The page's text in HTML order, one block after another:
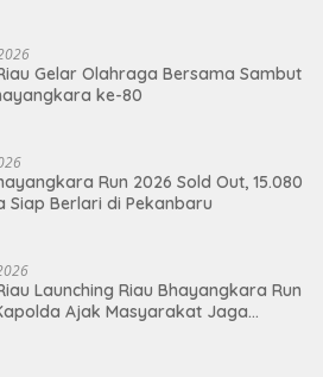
Gelar Olahraga Bersama Sambut
ke-80
Run 2026 Sold Out, 15.080
Siap Berlari di Pekanbaru
Launching Riau Bhayangkara Run
Ajak Masyarakat Jaga